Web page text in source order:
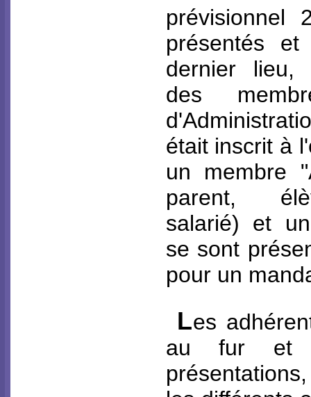
prévisionnel
présentés
dernier lieu,
des
était inscrit à
un membre
parent,
salarié) et
se sont
pour un
Les
au fur et